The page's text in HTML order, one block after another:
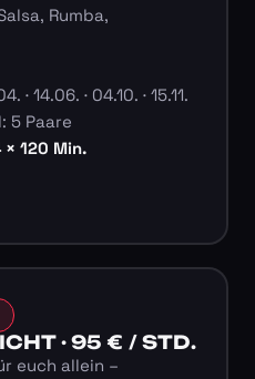
Rumba,
14.06. · 04.10. · 15.11.
5 Paare
× 120 Min.
· 95 € / STD.
euch allein –